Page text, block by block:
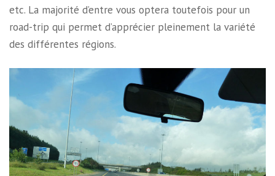
etc. La majorité d’entre vous optera toutefois pour un
road-trip qui permet d’apprécier pleinement la variété
des différentes régions.